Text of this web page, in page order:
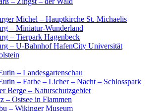
Michel – Hauptkirche St. Michaelis
– Miniatur-Wunderland
– Tierpark Hagenbeck
– U-Bahnhof HafenCity Universität
– Landesgartenschau
– Farbe – Licher – Nacht – Schlosspark
Berge – Naturschutzgebiet
– Ostsee in Flammen
– Wikinger Museum